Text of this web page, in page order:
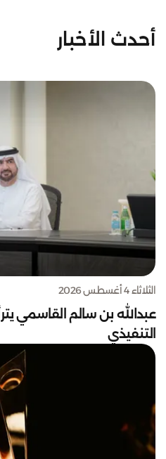
أحدث الأخبار
الثلاثاء 4 أغسطس 2026
عبدالله بن سالم القاسمي
التنفيذي